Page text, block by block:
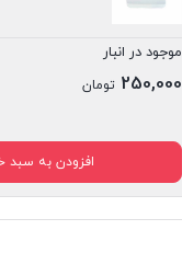
موجود در انبار
250,000 تومان
افزودن به سبد